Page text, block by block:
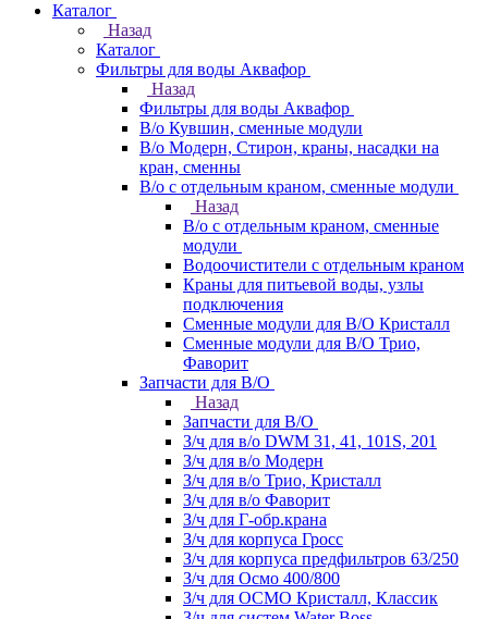
Каталог
Назад
Каталог
Фильтры для воды Аквафор
Назад
Фильтры для воды Аквафор
В/о Кувшин, сменные модули
В/о Модерн, Стирон, краны, насадки на
кран, сменны
В/о с отдельным краном, сменные модули
Назад
В/о с отдельным краном, сменные
модули
Водоочистители с отдельным краном
Краны для питьевой воды, узлы
подключения
Сменные модули для В/О Кристалл
Сменные модули для В/О Трио,
Фаворит
Запчасти для В/О
Назад
Запчасти для В/О
З/ч для в/о DWM 31, 41, 101S, 201
З/ч для в/о Модерн
З/ч для в/о Трио, Кристалл
З/ч для в/о Фаворит
З/ч для Г-обр.крана
З/ч для корпуса Гросс
З/ч для корпуса предфильтров 63/250
З/ч для Осмо 400/800
З/ч для ОСМО Кристалл, Классик